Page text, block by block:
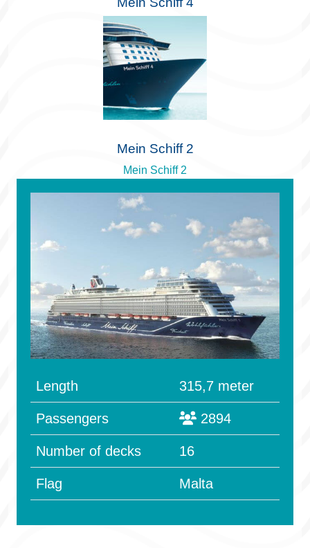
Mein Schiff 2
Mein Schiff 2
Length 315,7 meter
Passengers 2894
Number of decks 16
Flag Malta